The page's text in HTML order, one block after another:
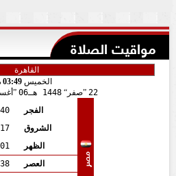
مواقيت الصلاة
الخميس03:49 مـ
22
صفر 1448 هـ 06
مصر
الفجر
الشروق
الظهر
العصر